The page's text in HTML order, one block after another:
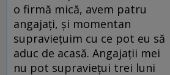
o firmă mică, avem patru
angajați, și momentan
supraviețuim cu ce pot eu să
aduc de acasă. Angajații mei
nu pot supraviețui trei luni